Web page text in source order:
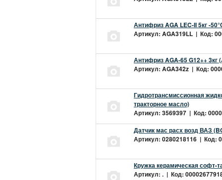
Антифриз AGA LEC-II 5кг -
Артикул: AGA319LL | Код:
Антифриз AGA-65 G12++ 3кг
Артикул: AGA342z | Код:
Гидротрансмиссионная
тракторное масло)
Артикул: 3569397 | Код:
Датчик мас расх возд ВАЗ
Артикул: 0280218116 | Код:
Кружка керамическая софт-
Артикул: . | Код: